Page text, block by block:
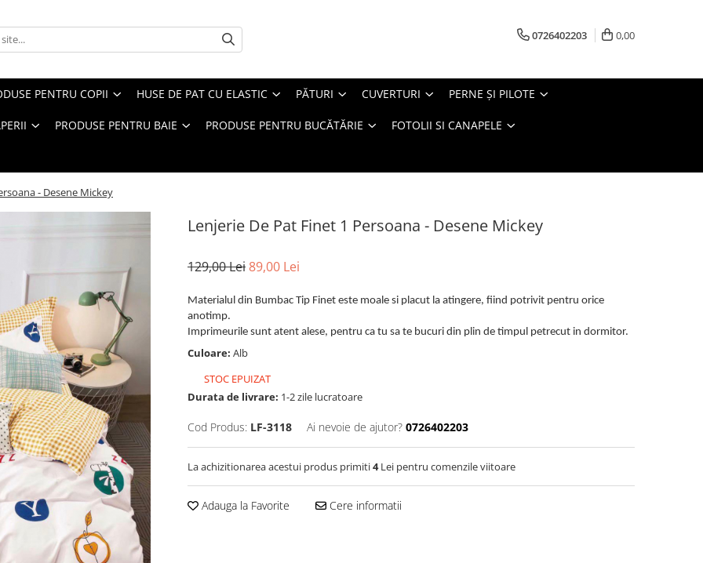
0726402203 0,00
PENTRU COPII HUSE DE PAT CU ELASTIC PĂTURI CUVERTURI PERNE ŞI PILOTE
PRODUSE PENTRU BAIE PRODUSE PENTRU BUCĂTĂRIE FOTOLII SI CANAPELE
- Desene Mickey
Lenjerie De Pat Finet 1 Persoana - Desene Mickey
129,00 Lei89,00 Lei
Materialul din Bumbac Tip Finet este moale si placut la atingere, fiind potrivit pentru orice
anotimp.
Imprimeurile sunt atent alese, pentru ca tu sa te bucuri din plin de timpul petrecut in dormitor.
Culoare: Alb
STOC EPUIZAT
Durata de livrare: 1-2 zile lucratoare
Cod Produs: LF-3118 Ai nevoie de ajutor? 0726402203
La achizitionarea acestui produs primiti4Lei pentru comenzile viitoare
Adauga la Favorite Cere informatii